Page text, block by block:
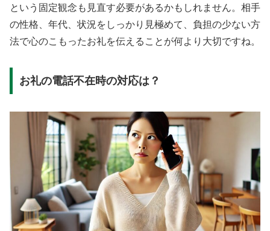
という固定観念も見直す必要があるかもしれません。相手
の性格、年代、状況をしっかり見極めて、負担の少ない方
法で心のこもったお礼を伝えることが何より大切ですね。
お礼の電話不在時の対応は？